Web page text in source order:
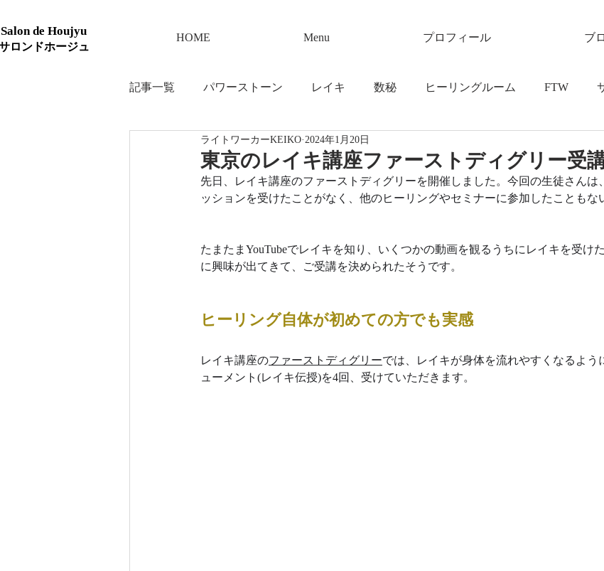
Salon de Houjyu
ロンドホージュ
HOME Menu プロフィール ブ
記事一覧 パワーストーン レイキ 数秘 ヒーリングルーム FTW
東京のレイキ講座ファーストディグリー受
ライトワーカーKEIKO 2024年1月20日
先日、レイキ講座のファーストディグリーを開催しました。今回の生徒さんは
ッションを受けたことがなく、他のヒーリングやセミナーに参加したこともな
たまたまYouTubeでレイキを知り、いくつかの動画を観るうちにレイキを受け
に興味が出てきて、ご受講を決められたそうです。
ヒーリング自体が初めての方でも実感
レイキ講座のファーストディグリーでは、レイキが身体を流れやすくなるよう
ューメント(レイキ伝授)を4回、受けていただきます。